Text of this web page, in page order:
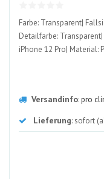
Farbe: Transparent|
Detailfarbe:
iPhone 12 Pro| Material:
Versandinfo:pro
Lieferung: sofort